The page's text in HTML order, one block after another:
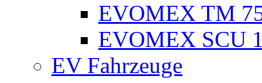
EVOMEX TM
EVOMEX SCU
EV Fahrzeuge